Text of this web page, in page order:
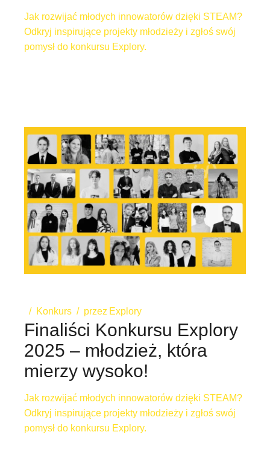
Jak rozwijać młodych innowatorów dzięki STEAM?
Odkryj inspirujące projekty młodzieży i zgłoś swój
pomysł do konkursu Explory.
Konkurs przez Explory
Finaliści Konkursu Explory
2025 – młodzież, która
mierzy wysoko!
Jak rozwijać młodych innowatorów dzięki STEAM?
Odkryj inspirujące projekty młodzieży i zgłoś swój
pomysł do konkursu Explory.